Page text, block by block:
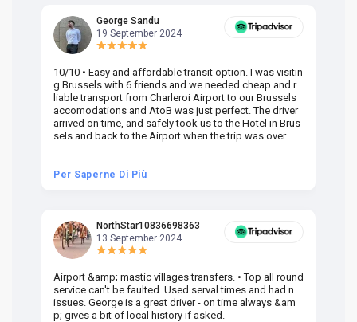
George Sandu
19 September 2024
10/10 • Easy and affordable transit option. I was visitin
g Brussels with 6 friends and we needed cheap and re
liable transport from Charleroi Airport to our Brussels
accomodations and AtoB was just perfect. The driver
arrived on time, and safely took us to the Hotel in Brus
sels and back to the Airport when the trip was over.
Per Saperne Di Più
NorthStar10836698363
13 September 2024
Airport &amp; mastic villages transfers. • Top all round
service can't be faulted. Used serval times and had no
issues. George is a great driver - on time always &am
p; gives a bit of local history if asked.